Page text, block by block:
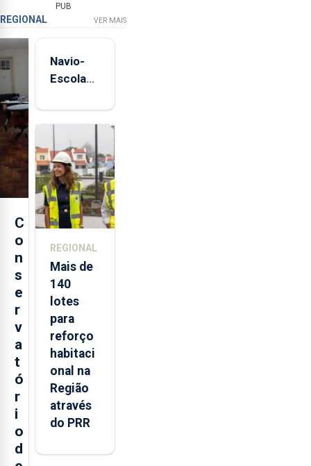
PUB
REGIONAL VER MAIS
C
o
n
s
e
r
v
a
t
ó
r
i
o
d
Navio-
Escola
está de
aos
Açores
REGIONAL
Mais de
140
lotes
para
reforço
habitaci
onal na
Região
através
do PRR